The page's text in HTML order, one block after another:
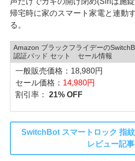
帰宅時に家のスマート家電と連動
る。
Amazon ブラックフライデーの
認証パッド セット セール情報
一般販売価格：18,980円
セール価格： 14,980円
割引率：
21% OFF
SwitchBot スマートロック 指
レビュー記事